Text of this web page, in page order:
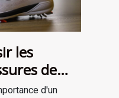
les
de
style
d'un